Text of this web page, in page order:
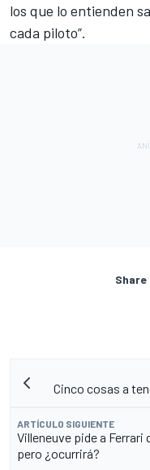
los que lo entienden
cada piloto”.
Share
Cinco cosas a
ARTÍCULO SIGUIENTE
Villeneuve pide a
pero ¿ocurrirá?